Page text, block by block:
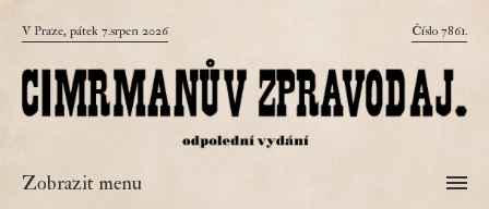
V Praze, pátek 7.srpen 2026 Číslo 7861.
Zobrazit menu